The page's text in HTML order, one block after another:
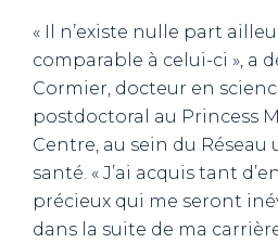
« Il n’existe nulle part
comparable à celui-ci », a
Cormier, docteur en
postdoctoral au Princess
Centre, au sein du Réseau
santé. « J’ai acquis tant
précieux qui me seront
dans la suite de ma